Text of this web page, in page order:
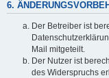
6.
Der Betreiber ist
Mail mitgeteilt.
Der Nutzer ist
des Widerspruchs